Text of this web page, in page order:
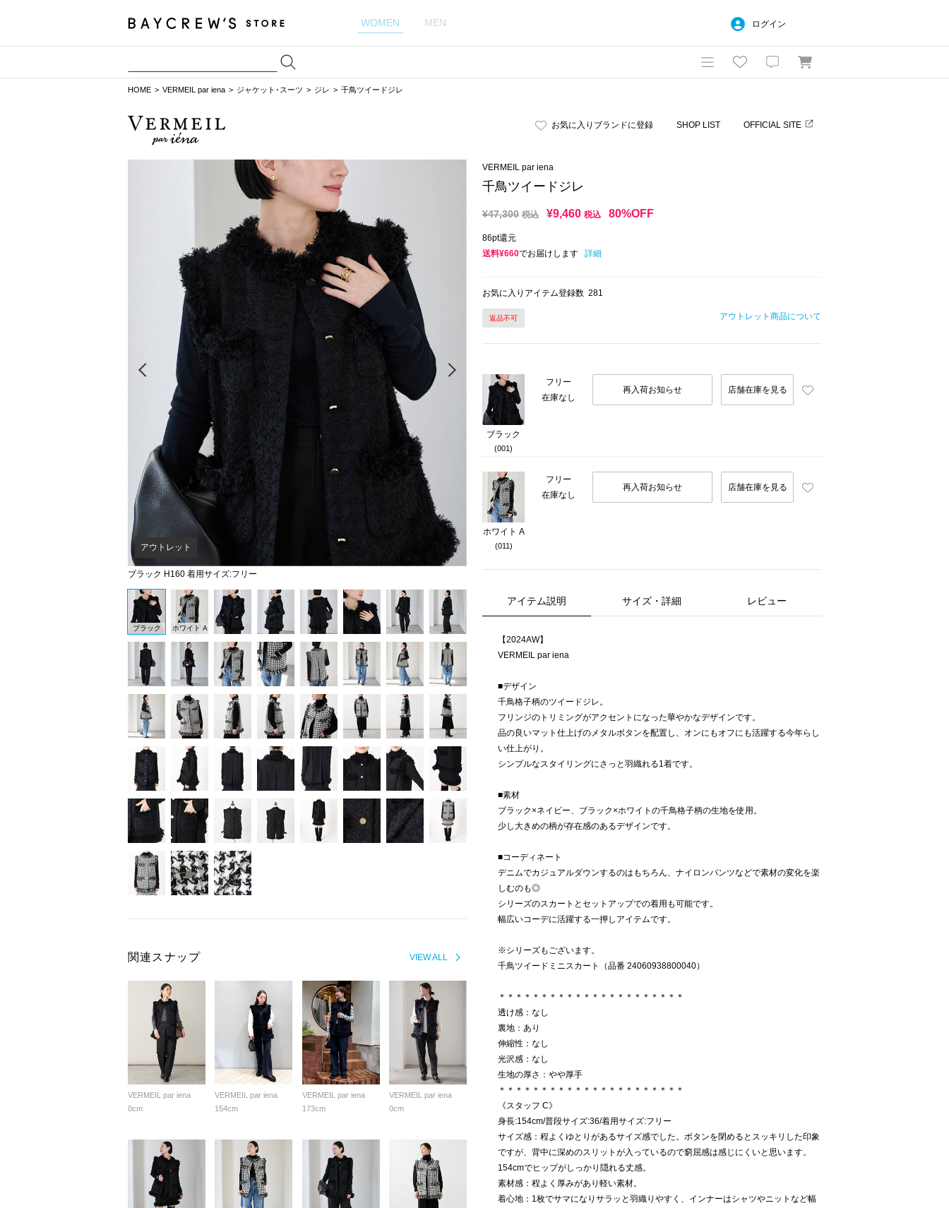
WOMEN MEN ログイン
HOME VERMEIL par iena ジャケット･スーツ ジレ 千鳥ツイードジレ
お気に入りブランドに登録 SHOP LIST OFFICIAL SITE
ブラック H160 着用サイズ:フリー
Prev
アウトレット
ブラック ホワイト A
VIEW ALL
関連スナップ
VERMEIL par iena
0cm
VERMEIL par iena
154cm
VERMEIL par iena
173cm
VERMEIL par iena
0cm
VERMEIL par iena
千鳥ツイードジレ
¥47,300 税込 ¥9,460 税込 80%OFF
86pt還元
送料¥660でお届けします 詳細
お気に入りアイテム登録数 281
返品不可 アウトレット商品について
ブラック
(001)
フリー
在庫なし
再入荷お知らせ 店舗在庫を見る
ホワイト A
(011)
フリー
在庫なし
再入荷お知らせ 店舗在庫を見る
アイテム説明 サイズ・詳細 レビュー
【2024AW】
VERMEIL par iena
■デザイン
千鳥格子柄のツイードジレ。
フリンジのトリミングがアクセントになった華やかなデザインです。
品の良いマット仕上げのメタルボタンを配置し、オンにもオフにも活躍する今年らし
い仕上がり。
シンプルなスタイリングにさっと羽織れる1着です。
■素材
ブラック×ネイビー、ブラック×ホワイトの千鳥格子柄の生地を使用。
少し大きめの柄が存在感のあるデザインです。
■コーディネート
デニムでカジュアルダウンするのはもちろん、ナイロンパンツなどで素材の変化を楽
しむのも◎
シリーズのスカートとセットアップでの着用も可能です。
幅広いコーデに活躍する一押しアイテムです。
※シリーズもございます。
千鳥ツイードミニスカート（品番 24060938800040）
＊＊＊＊＊＊＊＊＊＊＊＊＊＊＊＊＊＊＊＊＊＊
透け感：なし
裏地：あり
伸縮性：なし
光沢感：なし
生地の厚さ：やや厚手
＊＊＊＊＊＊＊＊＊＊＊＊＊＊＊＊＊＊＊＊＊＊
《スタッフ C》
身長:154cm/普段サイズ:36/着用サイズ:フリー
サイズ感：程よくゆとりがあるサイズ感でした。ボタンを閉めるとスッキリした印象
ですが、背中に深めのスリットが入っているので窮屈感は感じにくいと思います。
154cmでヒップがしっかり隠れる丈感。
素材感：程よく厚みがあり軽い素材。
着心地：1枚でサマになりサラッと羽織りやすく、インナーはシャツやニットなど幅